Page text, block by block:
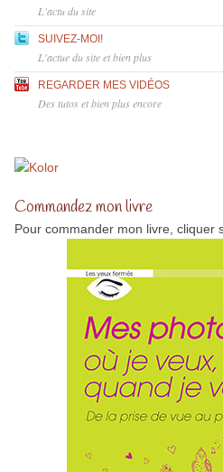
L'actu du site
SUIVEZ-MOI!
L'actue du site et bien plus
REGARDER MES VIDÉOS
Des tutos et bien plus encore
Commandez mon livre
Pour commander mon livre, cliquer